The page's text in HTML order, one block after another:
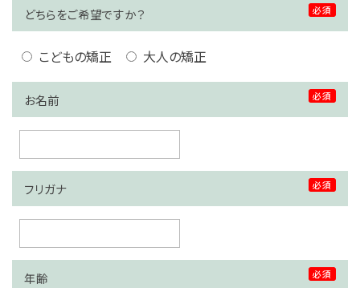
どちらをご希望ですか？ 必須
こどもの矯正 大人の矯正
お名前 必須
フリガナ 必須
年齢 必須